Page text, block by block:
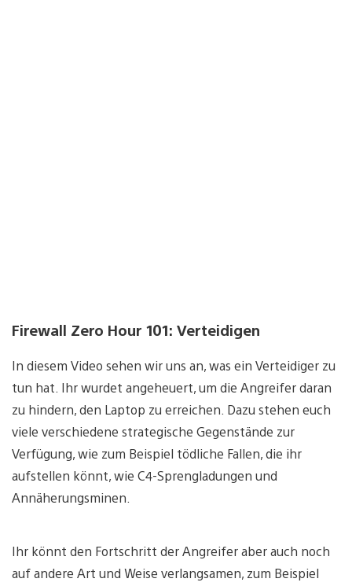
Firewall Zero Hour 101: Verteidigen
In diesem Video sehen wir uns an, was ein Verteidiger zu
tun hat. Ihr wurdet angeheuert, um die Angreifer daran
zu hindern, den Laptop zu erreichen. Dazu stehen euch
viele verschiedene strategische Gegenstände zur
Verfügung, wie zum Beispiel tödliche Fallen, die ihr
aufstellen könnt, wie C4-Sprengladungen und
Annäherungsminen.
Ihr könnt den Fortschritt der Angreifer aber auch noch
auf andere Art und Weise verlangsamen, zum Beispiel